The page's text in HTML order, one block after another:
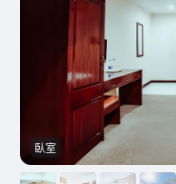
臥室